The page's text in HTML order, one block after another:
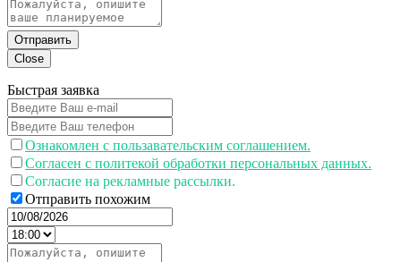
Отправить
Close
Быстрая заявка
Ознакомлен с пользавательским соглашением.
Согласен с политекой обработки персональных данных.
Согласие на рекламные рассылки.
Отправить похожим